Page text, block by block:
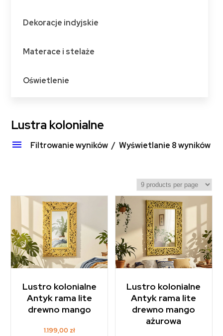
Dekoracje indyjskie
Materace i stelaże
Oświetlenie
Lustra kolonialne
Filtrowanie wyników Wyświetlanie 8 wyników
Lustro kolonialne
Antyk rama lite
drewno mango
1.199,00 zł
Lustro kolonialne
Antyk rama lite
drewno mango
ażurowa